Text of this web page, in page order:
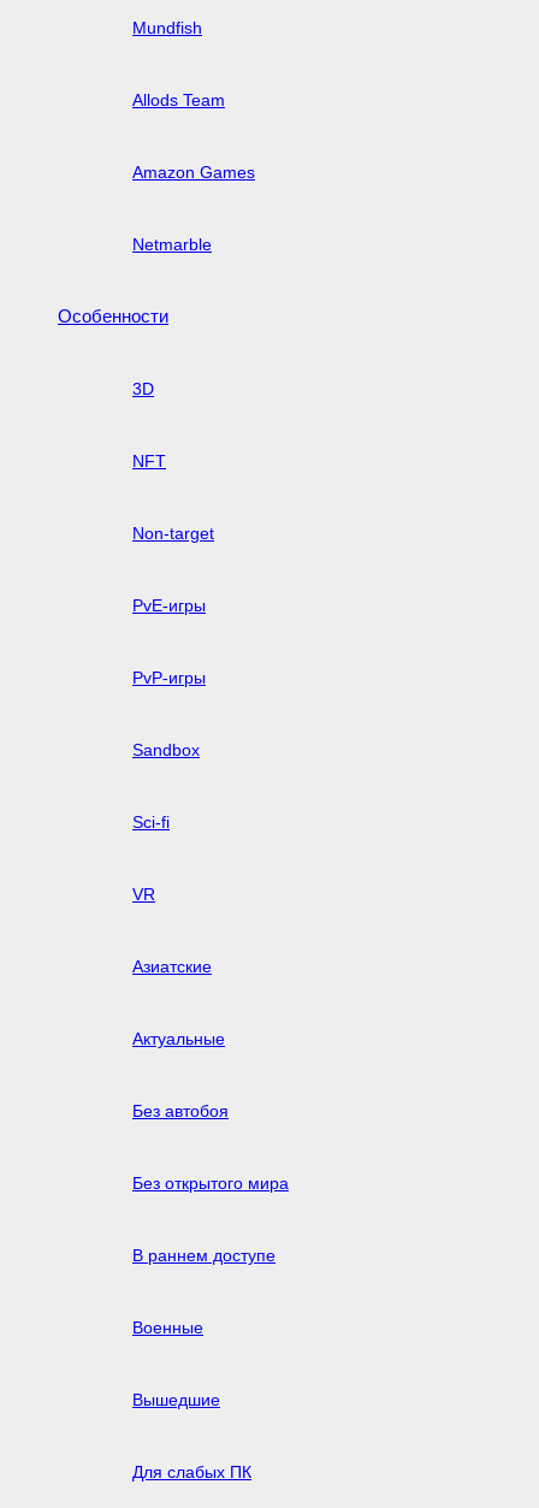
Mundfish
Allods Team
Amazon Games
Netmarble
Особенности
3D
NFT
Non-target
PvE-игры
PvP-игры
Sandbox
Sci-fi
VR
Азиатские
Актуальные
Без автобоя
Без открытого мира
В раннем доступе
Военные
Вышедшие
Для слабых ПК